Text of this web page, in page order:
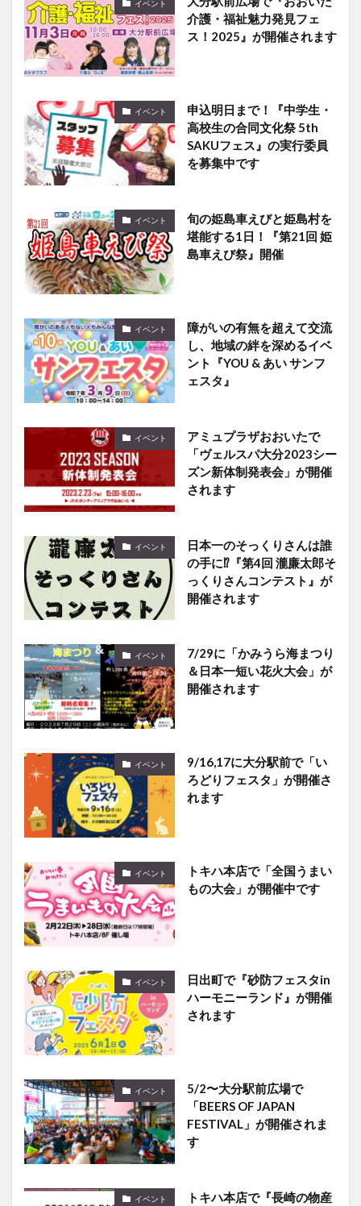
イベント
介護・福祉魅力発見フェ
ス！2025』が開催されます
イベント
申込明日まで！『中学生・
高校生の合同文化祭 5th
SAKUフェス』の実行委員
を募集中です
イベント
旬の姫島車えびと姫島村を
堪能する1日！『第21回 姫
島車えび祭』開催
イベント
障がいの有無を超えて交流
し、地域の絆を深めるイベ
ント『YOU & あい サンフ
ェスタ』
イベント
アミュプラザおおいたで
「ヴェルスパ大分2023シー
ズン新体制発表会」が開催
されます
イベント
日本一のそっくりさんは誰
の手に⁉『第4回 瀧廉太郎そ
っくりさんコンテスト』が
開催されます
イベント
7/29に「かみうら海まつり
＆日本一短い花火大会」が
開催されます
イベント
9/16,17に大分駅前で「い
ろどりフェスタ」が開催さ
れます
イベント
トキハ本店で「全国うまい
もの大会」が開催中です
イベント
日出町で『砂防フェスタin
ハーモニーランド』が開催
されます
イベント
5/2〜大分駅前広場で
「BEERS OF JAPAN
FESTIVAL」が開催されま
す
イベント
トキハ本店で『長崎の物産